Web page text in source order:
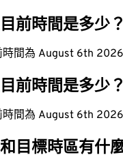
前時間是多少？
時間為 August 6th
前時間是多少？
時間為 August 6th
目標時區有什